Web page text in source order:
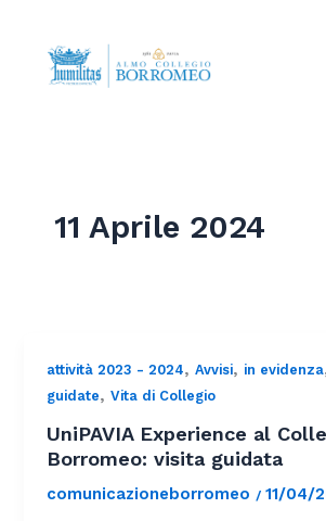
contenuto
11 Aprile 2024
attività 2023 - 2024, Avvisi, in evidenza
guidate, Vita di Collegio
UniPAVIA Experience al
Borromeo: visita guidata
comunicazioneborromeo / 11/04/